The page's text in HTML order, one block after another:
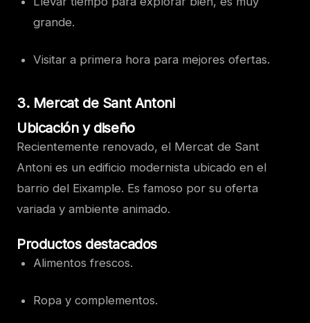
grande.
Visitar a primera hora para mejores ofertas.
3. Mercat de Sant Antoni
Ubicación y diseño
Recientemente renovado, el Mercat de Sant
Antoni es un edificio modernista ubicado en el
barrio del Eixample. Es famoso por su oferta
variada y ambiente animado.
Productos destacados
Alimentos frescos.
Ropa y complementos.